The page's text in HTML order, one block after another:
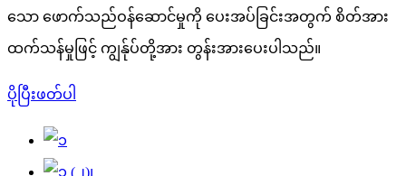
သော ဖောက်သည်ဝန်ဆောင်မှုကို ပေးအပ်ခြင်းအတွက် စိတ်အား
ထက်သန်မှုဖြင့် ကျွန်ုပ်တို့အား တွန်းအားပေးပါသည်။
ပိုပြီးဖတ်ပါ